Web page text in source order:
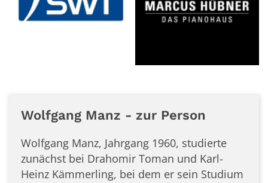
Wolfgang Manz - zur Person
Wolfgang Manz, Jahrgang 1960, studierte
zunächst bei Drahomir Toman und Karl-
Heinz Kämmerling, bei dem er sein Studium